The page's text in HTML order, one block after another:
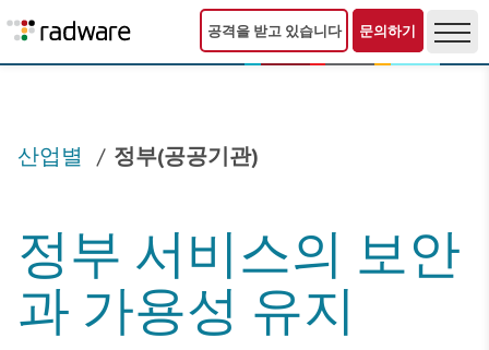
공격을 받고 있습니다 문의하기
산업별 정부(공공기관)
정부 서비스의 보안
과 가용성 유지